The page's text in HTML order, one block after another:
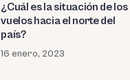
¿Cuál es la situación de los
vuelos hacia el norte del
país?
16 enero, 2023